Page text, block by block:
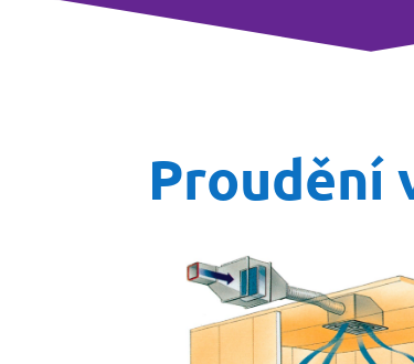
Proudění